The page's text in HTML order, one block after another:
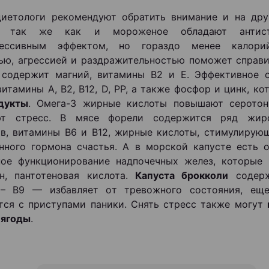
рекомендуют обратить внимание и на
так же как и мороженое обладают
эффектом, но гораздо менее
агрессией и раздражительностью поможет
магний, витамины В2 и Е. Эффективное
А, В2, В12, D, PP, а также фосфор и цинк,
. Омега-3 жирные кислоты повышают
стресс. В мясе форели содержится ряд
витамины В6 и В12, жирные кислоты,
гормона счастья. А в морской капусте есть
функционирование надпочечных желез, которые
пантотеновая кислота. Капуста брокколи
– В9 — избавляет от тревожного состояния,
с приступами паники. Снять стресс также могут
.